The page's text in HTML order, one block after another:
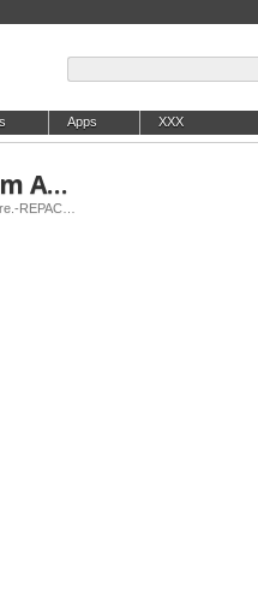
Apps XXX
VA - Anderson Paak Presents: K-POPS! (Music From And Ins